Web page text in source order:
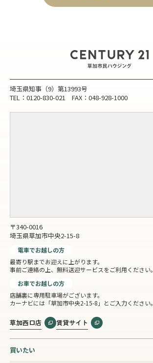
埼玉県知事（9）第13993号
TEL：0120-830-021 FAX：048-928-1000
〒340-0016
埼玉県草加市中央2-15-8
電車でお越しの方
最寄り駅までお迎えに上がります。
事前ご連絡の上、無料送迎サービスをご利用ください。
お車でお越しの方
店舗裏に専用駐車場がございます。
カーナビには「草加市中央2-15-8」とご入力ください。
草加西口店 賃貸サイト
買いたい